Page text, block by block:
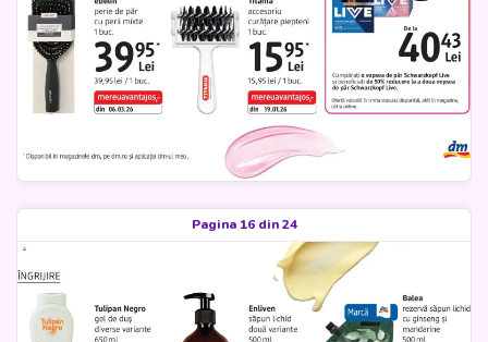
Pagina 16 din 24